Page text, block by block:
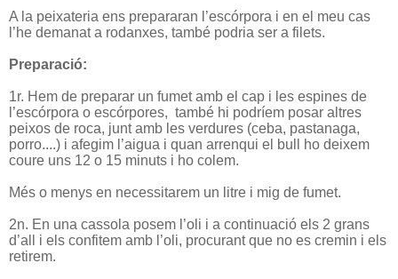
A la peixateria ens prepararan l’escórpora i en el meu cas
l’he demanat a rodanxes, també podria ser a filets.
Preparació:
1r. Hem de preparar un fumet amb el cap i les espines de
l’escórpora o escórpores, també hi podríem posar altres
peixos de roca, junt amb les verdures (ceba, pastanaga,
porro....) i afegim l’aigua i quan arrenqui el bull ho deixem
coure uns 12 o 15 minuts i ho colem.
Més o menys en necessitarem un litre i mig de fumet.
2n. En una cassola posem l’oli i a continuació els 2 grans
d’all i els confitem amb l’oli, procurant que no es cremin i els
retirem.